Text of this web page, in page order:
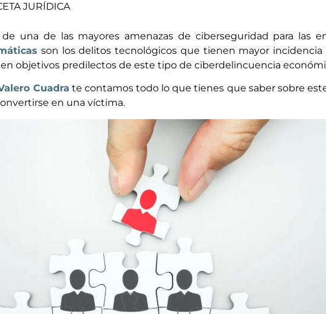
JURÍDICA
una de las mayores amenazas de ciberseguridad para las
son los delitos tecnológicos que tienen mayor incidencia
objetivos predilectos de este tipo de ciberdelincuencia
Cuadra te contamos todo lo que tienes que saber sobre
en una víctima.